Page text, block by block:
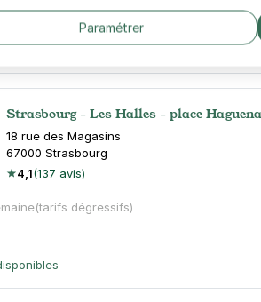
108 €/semaine(tarifs dégressifs)
Strasbourg - Les Halles - place
18 rue des Magasins
67000 Strasbourg
4,1(137 avis)
(tarifs dégressifs)
Paramétrer